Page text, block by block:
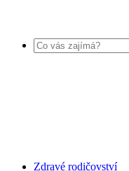
Zdravé rodičovství